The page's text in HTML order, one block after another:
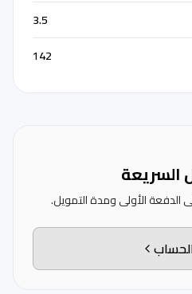
3.5
142
السريعة
الأولى ومدة التمويل.